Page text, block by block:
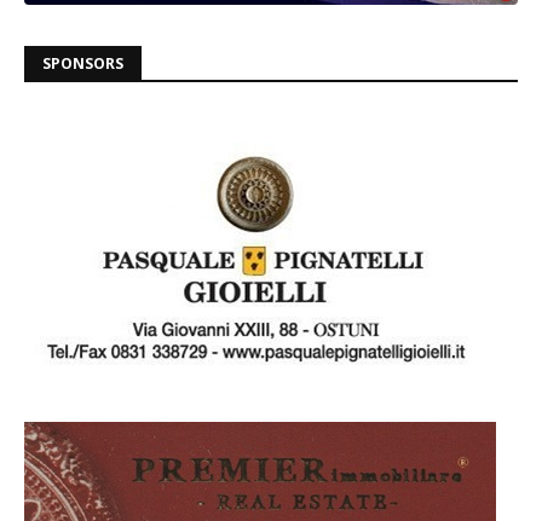
SPONSORS